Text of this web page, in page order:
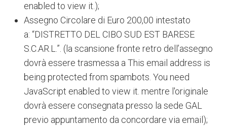
enabled to view it. );
Assegno Circolare di Euro 200,00 intestato
a: “DISTRETTO DEL CIBO SUD EST BARESE
S.C.AR.L.”. (la scansione fronte retro dell’assegno
dovrà essere trasmessa a This email address is
being protected from spambots. You need
JavaScript enabled to view it. mentre l'originale
dovrà essere consegnata presso la sede GAL
previo appuntamento da concordare via email);